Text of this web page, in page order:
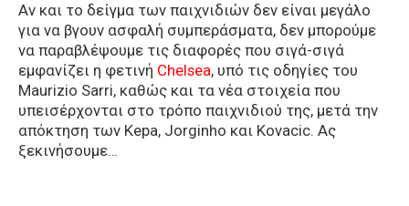
Αν και το δείγμα των παιχνιδιών δεν είναι μεγάλο
για να βγουν ασφαλή συμπεράσματα, δεν μπορούμε
να παραβλέψουμε τις διαφορές που σιγά-σιγά
εμφανίζει η φετινή Chelsea, υπό τις οδηγίες του
Maurizio Sarri, καθώς και τα νέα στοιχεία που
υπεισέρχονται στο τρόπο παιχνιδιού της, μετά την
απόκτηση των Kepa, Jorginho και Kovacic. Ας
ξεκινήσουμε…